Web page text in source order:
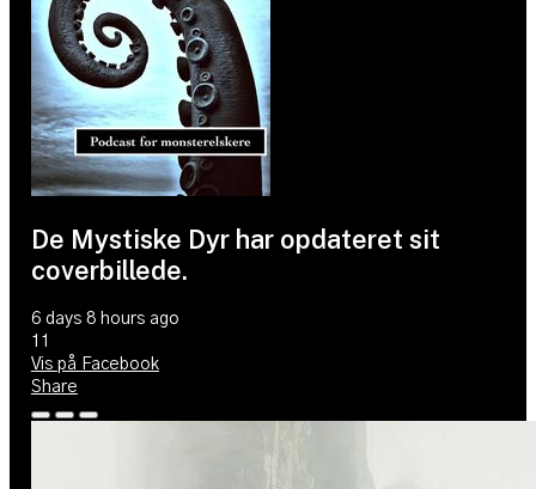
De Mystiske Dyr har opdateret sit
coverbillede.
6 days 8 hours ago
11
Vis på Facebook
Share